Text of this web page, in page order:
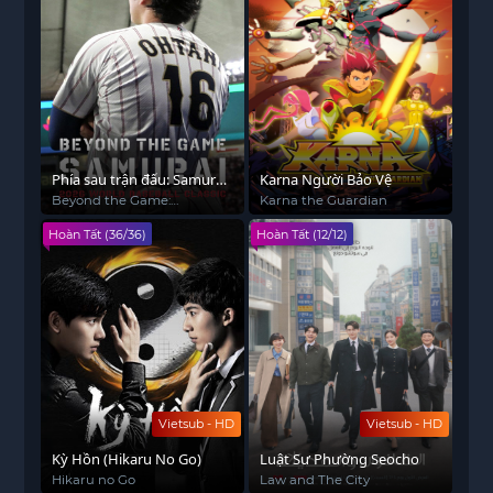
Phía sau trận đấu: Samurai
– World Baseball Classic
2026
Beyond the Game:
Samurai 2026 WORLD
BASEBALL CLASSIC
Karna Người Bảo Vệ
Karna the Guardian
Vietsub - HD
Hoàn Tất (36/36)
Kỳ Hồn (Hikaru No Go)
Hikaru no Go
Vietsub - HD
Hoàn Tất (12/12)
Luật Sư Phường Seocho
Law and The City